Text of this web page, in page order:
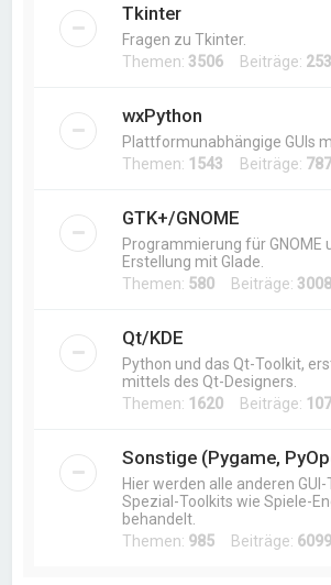
Tkinter
Fragen zu Tkinter.
Themen: 3506 Beiträge:
wxPython
Plattformunabhängige GUIs
Themen: 1543 Beiträge:
GTK+/GNOME
Programmierung für GNOME
Erstellung mit Glade.
Themen: 580 Beiträge: 3008
Qt/KDE
Python und das Qt-Toolkit,
mittels des Qt-Designers.
Themen: 1620 Beiträge:
Sonstige (Pygame,
Hier werden alle anderen
Spezial-Toolkits wie Spiele-
behandelt.
Themen: 985 Beiträge: 6099